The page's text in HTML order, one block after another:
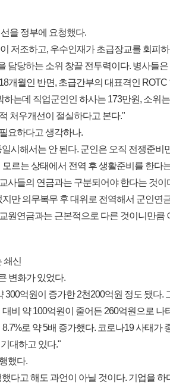
을 정부에 요청했다.
저조하고, 우수인재가 초급장교를 회피
담당하는 소위 창끝 전투력이다. 병사들
개월인 반면, 초급간부의 대표격인
하는데 직업군인인 하사는 173만원, 소위
처우개선이 절실하다고 본다."
요하다고 생각하나.
시해서는 안 된다. 군인은 오직 전쟁준비
르는 상태에서 전역 후 생활준비를 한다
사들의 연금과는 구분되어야 한다는 것이
만 의무복무 후 대위로 전역해서 군인연
원연금과는 근본적으로 다른 것이니만큼
쇄신
변화가 있었다.
300억원이 증가한 2천200억원 정도 됐다.
비 약 100억원이 줄어든 260억원으로 나
로 약 5배 증가했다. 코로나19 사태가
대하고 있다."
했다.
다고 해도 과언이 아닐 것이다. 기업을 하